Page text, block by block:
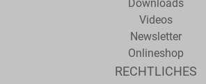
Downloads
Videos
Newsletter
Onlineshop
RECHTLICHES